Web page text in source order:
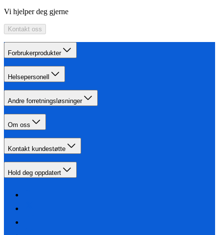
Vi hjelper deg gjerne
Kontakt oss
Forbrukerprodukter
Helsepersonell
Andre forretningsløsninger
Om oss
Kontakt kundestøtte
Hold deg oppdatert